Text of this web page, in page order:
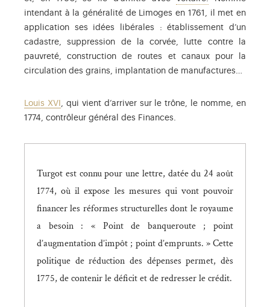
intendant à la généralité de Limoges en 1761, il met en
application ses idées libérales : établissement d’un
cadastre, suppression de la corvée, lutte contre la
pauvreté, construction de routes et canaux pour la
circulation des grains, implantation de manufactures…
Louis XVI , qui vient d’arriver sur le trône, le nomme, en
1774, contrôleur général des Finances.
Turgot est connu pour une lettre, datée du 24 août
1774, où il expose les mesures qui vont pouvoir
financer les réformes structurelles dont le royaume
a besoin : « Point de banqueroute ; point
d’augmentation d’impôt ; point d’emprunts. » Cette
politique de réduction des dépenses permet, dès
1775, de contenir le déficit et de redresser le crédit.